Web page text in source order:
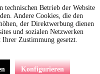
technischen Betrieb der Website
Andere Cookies, die den
der Direktwerbung dienen
und sozialen Netzwerken
Zustimmung gesetzt.
Konfigurieren